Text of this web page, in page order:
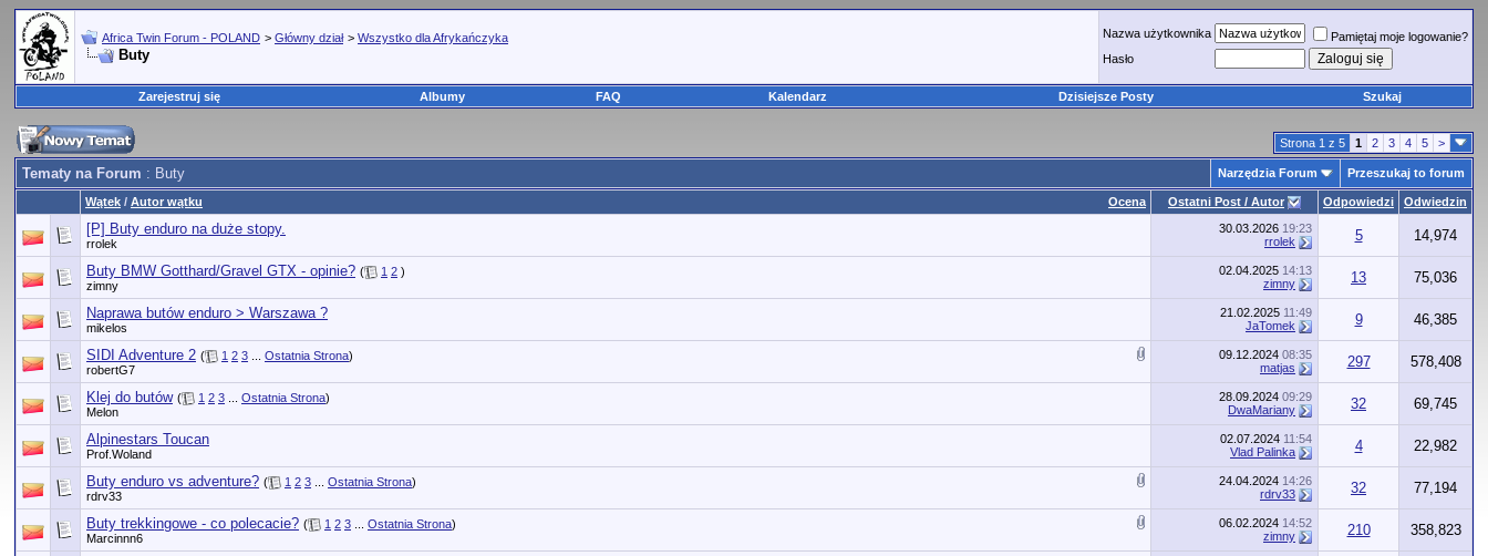
Africa Twin Forum - POLAND > Główny dział > Wszystko dla Afrykańczyka
Buty
Nazwa użytkownika
Pamiętaj moje logowanie?
Hasło
Zarejestruj się Albumy FAQ Kalendarz Dzisiejsze Posty Szukaj
Strona 1 z 5 1 2 3 4 5 >
Tematy na Forum : Buty Narzędzia Forum Przeszukaj to forum
Ocena
Wątek / Autor wątku Ostatni Post / Autor Odpowiedzi Odwiedzin
[P] Buty enduro na duże stopy.
rrolek
30.03.2026 19:23
rrolek
5 14,974
Buty BMW Gotthard/Gravel GTX - opinie? ( 1 2 )
zimny
02.04.2025 14:13
zimny
13 75,036
Naprawa butów enduro > Warszawa ?
mikelos
21.02.2025 11:49
JaTomek
9 46,385
SIDI Adventure 2 ( 1 2 3 Ostatnia Strona)
robertG7
09.12.2024 08:35
matjas
297 578,408
Klej do butów ( 1 2 3 Ostatnia Strona)
Melon
28.09.2024 09:29
DwaMariany
32 69,745
Alpinestars Toucan
Prof.Woland
02.07.2024 11:54
Vlad Palinka
4 22,982
Buty enduro vs adventure? ( 1 2 3 Ostatnia Strona)
rdrv33
24.04.2024 14:26
rdrv33
32 77,194
Buty trekkingowe - co polecacie? ( 1 2 3 Ostatnia Strona)
Marcinnn6
06.02.2024 14:52
zimny
210 358,823